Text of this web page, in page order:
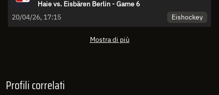
Haie vs. Eisbären Berlin - Game 6
20/04/26, 17:15
Eishockey
Mostra di più
Profili correlati